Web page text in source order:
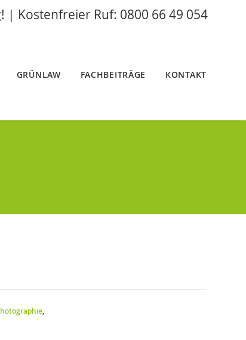
| Kostenfreier Ruf: 0800 66 49 054
GRÜNLAW FACHBEITRÄGE KONTAKT
,